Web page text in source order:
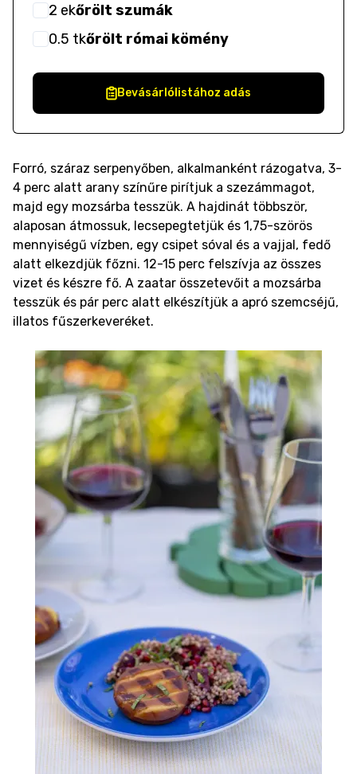
2 ekőrölt szumák
0.5 tkőrölt római kömény
Bevásárlólistához adás
Forró, száraz serpenyőben, alkalmanként rázogatva, 3-
4 perc alatt arany színűre pirítjuk a szezámmagot,
majd egy mozsárba tesszük. A hajdinát többször,
alaposan átmossuk, lecsepegtetjük és 1,75-szörös
mennyiségű vízben, egy csipet sóval és a vajjal, fedő
alatt elkezdjük főzni. 12-15 perc felszívja az összes
vizet és készre fő. A zaatar összetevőit a mozsárba
tesszük és pár perc alatt elkészítjük a apró szemcséjű,
illatos fűszerkeveréket.